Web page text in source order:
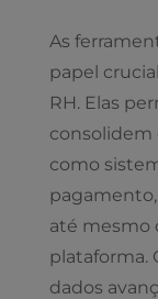
As
papel
RH. Elas
consolidem
como
até mesmo
plataforma.
dados